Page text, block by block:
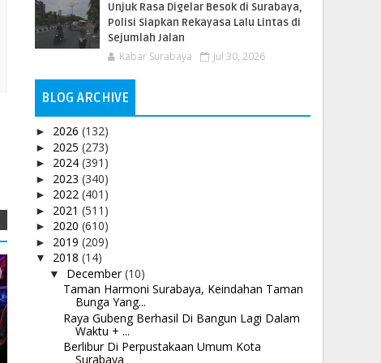
Unjuk Rasa Digelar Besok di Surabaya,
Polisi Siapkan Rekayasa Lalu Lintas di
Sejumlah Jalan
Kabar Surabaya Jul 30, 2026
BLOG ARCHIVE
► 2026 (132)
► 2025 (273)
► 2024 (391)
► 2023 (340)
► 2022 (401)
► 2021 (511)
► 2020 (610)
► 2019 (209)
▼ 2018 (14)
▼ December(10)
Taman Harmoni Surabaya, Keindahan Taman
Bunga Yang...
Raya Gubeng Berhasil Di Bangun Lagi Dalam
Waktu + ...
Berlibur Di Perpustakaan Umum Kota
Surabaya